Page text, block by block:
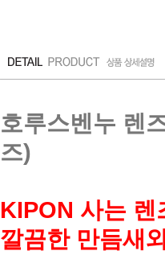
호루스벤누 렌
즈)
KIPON 사는 렌
깔끔한 만듬새